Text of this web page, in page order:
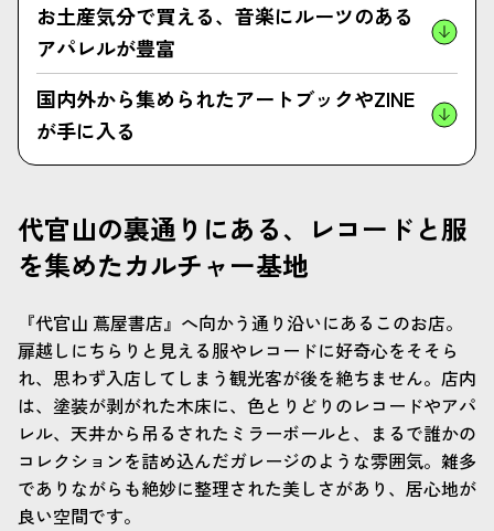
お土産気分で買える、音楽にルーツのある
アパレルが豊富
国内外から集められたアートブックやZINE
が手に入る
代官山の裏通りにある、レコードと服
を集めたカルチャー基地
『代官山 蔦屋書店』へ向かう通り沿いにあるこのお店。
扉越しにちらりと見える服やレコードに好奇心をそそら
れ、思わず入店してしまう観光客が後を絶ちません。店内
は、塗装が剥がれた木床に、色とりどりのレコードやアパ
レル、天井から吊るされたミラーボールと、まるで誰かの
コレクションを詰め込んだガレージのような雰囲気。雑多
でありながらも絶妙に整理された美しさがあり、居心地が
良い空間です。